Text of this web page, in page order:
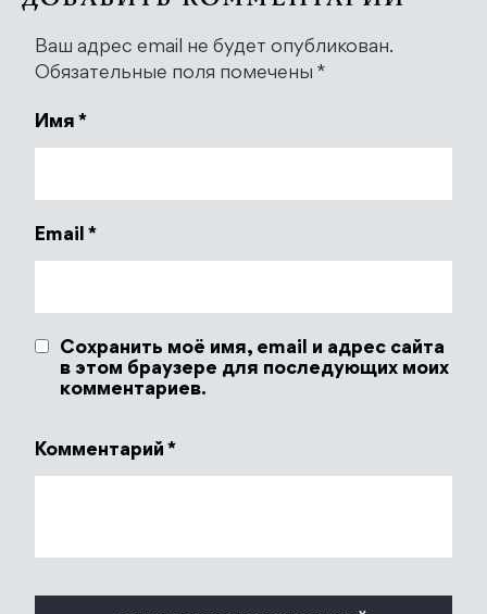
Ваш адрес email не будет опубликован.
Обязательные поля помечены *
Имя *
Email *
Сохранить моё имя, email и адрес сайта
в этом браузере для последующих моих
комментариев.
Комментарий *